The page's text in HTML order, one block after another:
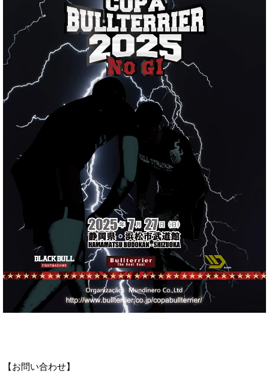
【お問い合わせ】